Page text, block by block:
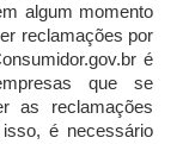
algum momento
reclamações por
é
que se
as reclamações
é necessário